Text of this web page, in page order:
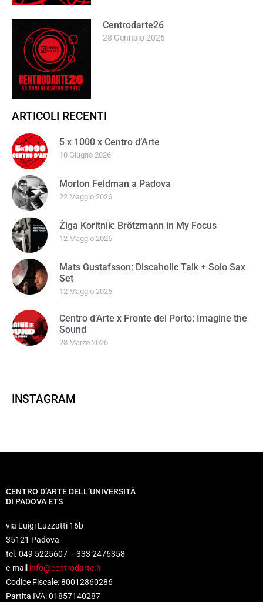
Centrodarte26
28 Gennaio 2026
ARTICOLI RECENTI
5 x 1000 x Centro d’Arte
10 Giugno 2026
Morton Feldman a Padova
22 Maggio 2026
Žiga Koritnik: Brötzmann in My Focus
12 Maggio 2026
Mats Gustafsson: Discaholic Talk + Solo Sax
Set
12 Maggio 2026
Centro d’Arte x Fronte del Porto: Imagine the
Sound
23 Marzo 2026
INSTAGRAM
CENTRO D’ARTE DELL’UNIVERSITÀ
DI PADOVA ETS
via Luigi Luzzatti 16b
35121 Padova
tel. 049 5225607 – 333 2476358
e-mail info@centrodarte.it
Codice Fiscale: 80012860286
Partita IVA: 01857140287